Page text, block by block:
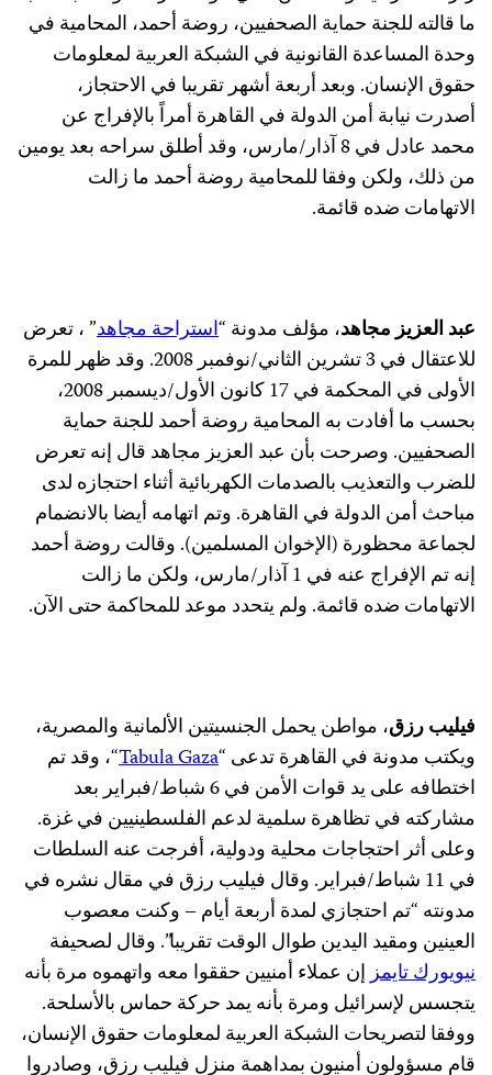
ما قالته للجنة حماية الصحفيين، روضة أحمد، المحامية في
وحدة المساعدة القانونية في الشبكة العربية لمعلومات
حقوق الإنسان. وبعد أربعة أشهر تقريبا في الاحتجاز،
أصدرت نيابة أمن الدولة في القاهرة أمراً بالإفراج عن
محمد عادل في 8 آذار/مارس، وقد أطلق سراحه بعد يومين
من ذلك، ولكن وفقا للمحامية روضة أحمد ما زالت
الاتهامات ضده قائمة.
عبد العزيز مجاهد، مؤلف مدونة “استراحة مجاهد” ، تعرض
للاعتقال في 3 تشرين الثاني/نوفمبر 2008. وقد ظهر للمرة
الأولى في المحكمة في 17 كانون الأول/ديسمبر 2008،
بحسب ما أفادت به المحامية روضة أحمد للجنة حماية
الصحفيين. وصرحت بأن عبد العزيز مجاهد قال إنه تعرض
للضرب والتعذيب بالصدمات الكهربائية أثناء احتجازه لدى
مباحث أمن الدولة في القاهرة. وتم اتهامه أيضا بالانضمام
لجماعة محظورة (الإخوان المسلمين). وقالت روضة أحمد
إنه تم الإفراج عنه في 1 آذار/مارس، ولكن ما زالت
الاتهامات ضده قائمة. ولم يتحدد موعد للمحاكمة حتى الآن.
فيليب رزق، مواطن يحمل الجنسيتين الألمانية والمصرية،
ويكتب مدونة في القاهرة تدعى “Tabula Gaza“، وقد تم
اختطافه على يد قوات الأمن في 6 شباط/فبراير بعد
مشاركته في تظاهرة سلمية لدعم الفلسطينيين في غزة.
وعلى أثر احتجاجات محلية ودولية، أفرجت عنه السلطات
في 11 شباط/فبراير. وقال فيليب رزق في مقال نشره في
مدونته “تم احتجازي لمدة أربعة أيام – وكنت معصوب
العينين ومقيد اليدين طوال الوقت تقريبا”. وقال لصحيفة
نيويورك تايمزإن عملاء أمنيين حققوا معه واتهموه مرة بأنه
يتجسس لإسرائيل ومرة بأنه يمد حركة حماس بالأسلحة.
ووفقا لتصريحات الشبكة العربية لمعلومات حقوق الإنسان،
قام مسؤولون أمنيون بمداهمة منزل فيليب رزق، وصادروا